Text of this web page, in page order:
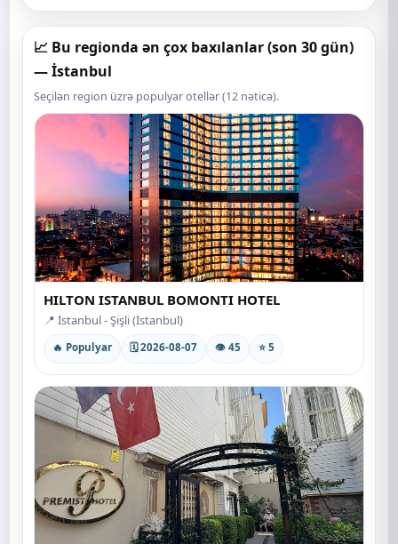
📈 Bu regionda ən çox baxılanlar (son 30 gün)
— İstanbul
Seçilən region üzrə populyar otellər (12 nəticə).
HILTON ISTANBUL BOMONTI HOTEL
📍 İstanbul - Şişli (İstanbul)
🔥 Populyar 🗓 2026-08-07 👁 45 ⭐ 5